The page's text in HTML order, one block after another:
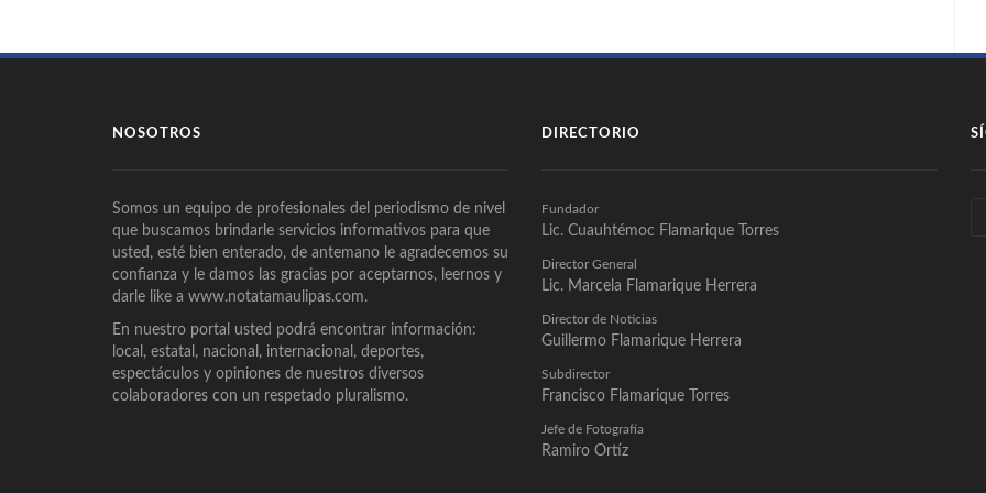
NOSOTROS
Somos un equipo de profesionales del periodismo de nivel
que buscamos brindarle servicios informativos para que
usted, esté bien enterado, de antemano le agradecemos su
confianza y le damos las gracias por aceptarnos, leernos y
darle like a www.notatamaulipas.com.
En nuestro portal usted podrá encontrar información:
local, estatal, nacional, internacional, deportes,
espectáculos y opiniones de nuestros diversos
colaboradores con un respetado pluralismo.
DIRECTORIO
Fundador
Lic. Cuauhtémoc Flamarique Torres
Director General
Lic. Marcela Flamarique Herrera
Director de Noticias
Guillermo Flamarique Herrera
Subdirector
Francisco Flamarique Torres
Jefe de Fotografía
Ramiro Ortíz